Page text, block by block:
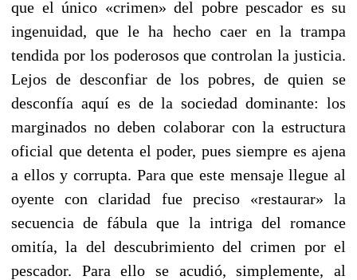
que el único «crimen» del pobre pescador es su
ingenuidad, que le ha hecho caer en la trampa
tendida por los poderosos que controlan la justicia.
Lejos de desconfiar de los pobres, de quien se
desconfía aquí es de la sociedad dominante: los
marginados no deben colaborar con la estructura
oficial que detenta el poder, pues siempre es ajena
a ellos y co­rrupta. Para que este mensaje llegue al
oyente con claridad fue preciso «restaurar» la
secuencia de fábula que la intriga del romance
omitía, la del descubrimiento del crimen por el
pescador. Para ello se acudió, simplemente, al